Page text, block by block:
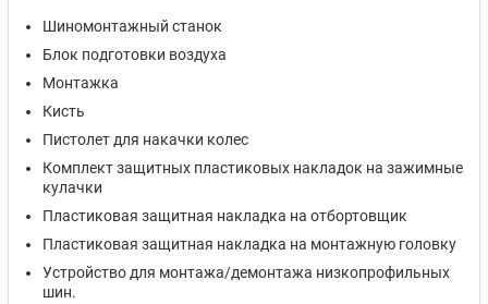
Шиномонтажный станок
Блок подготовки воздуха
Монтажка
Кисть
Пистолет для накачки колес
Комплект защитных пластиковых накладок на зажимные
кулачки
Пластиковая защитная накладка на отбортовщик
Пластиковая защитная накладка на монтажную головку
Устройство для монтажа/демонтажа низкопрофильных
шин.